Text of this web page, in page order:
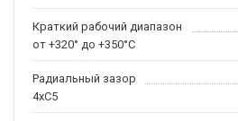
Краткий рабочий диапазон
от +320° до +350°C
Радиальный зазор
4xC5